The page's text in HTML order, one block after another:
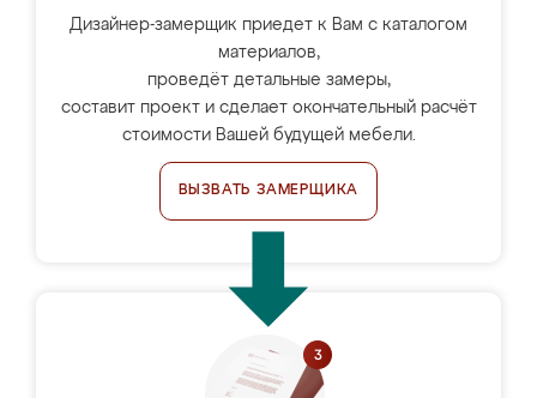
Дизайнер-замерщик приедет к Вам с каталогом
материалов,
проведёт детальные замеры,
составит проект и сделает окончательный расчёт
стоимости Вашей будущей мебели.
ВЫЗВАТЬ ЗАМЕРЩИКА